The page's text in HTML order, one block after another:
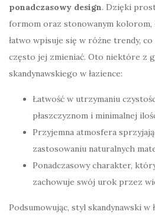
ponadczasowy design. Dzięki
formom oraz stonowanym kolorom,
łatwo wpisuje się w różne trendy,
często jej zmieniać. Oto niektóre z
skandynawskiego w łazience:
Łatwość w utrzymaniu
płaszczyznom i minimalnej
Przyjemna atmosfera
zastosowaniu naturalnych
Ponadczasowy charakter,
zachowuje swój urok przez
Podsumowując, styl skandynawski w